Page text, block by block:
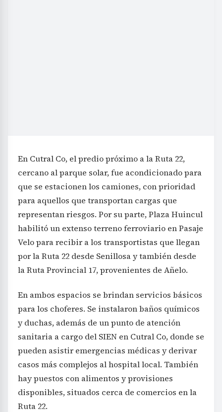
En Cutral Co, el predio próximo a la Ruta 22,
cercano al parque solar, fue acondicionado para
que se estacionen los camiones, con prioridad
para aquellos que transportan cargas que
representan riesgos. Por su parte, Plaza Huincul
habilitó un extenso terreno ferroviario en Pasaje
Velo para recibir a los transportistas que llegan
por la Ruta 22 desde Senillosa y también desde
la Ruta Provincial 17, provenientes de Añelo.
En ambos espacios se brindan servicios básicos
para los choferes. Se instalaron baños químicos
y duchas, además de un punto de atención
sanitaria a cargo del SIEN en Cutral Co, donde se
pueden asistir emergencias médicas y derivar
casos más complejos al hospital local. También
hay puestos con alimentos y provisiones
disponibles, situados cerca de comercios en la
Ruta 22.